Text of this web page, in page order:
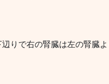
りで右の腎臓は左の腎臓